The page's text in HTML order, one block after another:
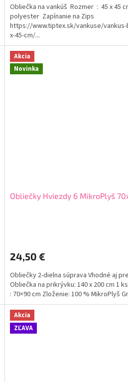
Obliečka na vankúš Rozmer : 45 x 45
polyester Zapínanie na Zips
https://www.tiptex.sk/vankuse/
x-45-cm/...
Akcia
Novinka
Obliečky Hviezdy 6 MikroPlyš
24,50 €
Obliečky 2-dielna súprava Vhodné aj
Obliečka na prikrývku: 140 x 200 cm 1
: 70×90 cm Zloženie: 100 % MikroPlyš
Akcia
ZĽAVA